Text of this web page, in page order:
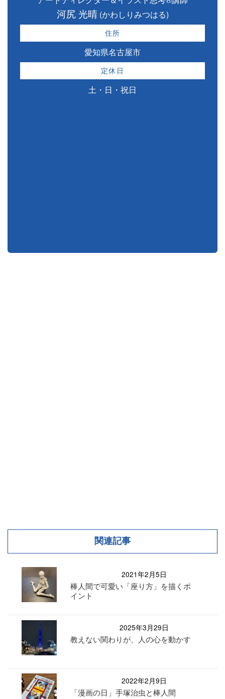
河尻 光晴(かわしりみつはる)
住所
愛知県名古屋市
定休日
土・日・祝日
関連記事
2021年2月5日
棒人間で可愛い「座り方」を描くポ
イント
2025年3月29日
教えない関わりが、人の心を動かす
2022年2月9日
「漫画の日」手塚治虫と棒人間